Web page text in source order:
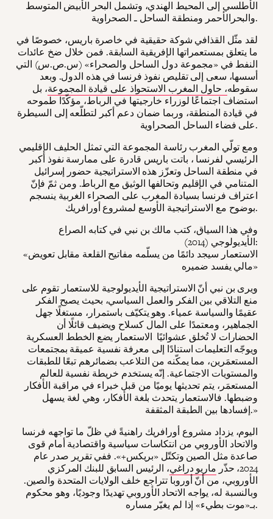
الأطلسي إلى المحيط الهندي، وتشمل البحر الأبيض المتوسط
والبحرالأحمر ومنطقة الساحل ـ الصحراوية.
لقد مثّل القذافي شوكة حقيقية في خاصرة باريس، خصوصًا في
ما يتعلق بمستعمراتها الإفريقية السابقة. فمن خلال ضخ عائدات
النفط في «مجموعة دول الساحل والصحراء» (س.ص.س) التي
أسسها، سعى إلى تقليص نفوذ فرنسا في هذه الدول. وبعد
سقوطه، حاول المغرب الاستحواذ على قيادة المجموعة، بل
استضاف اجتماعًا لوزراء خارجيتها في الرباط، مؤكّدًا طموحه
في قيادة المنطقة، وربما ضمان دعم أكبر لتطلّعه إلى السيطرة
على فضاء الساحل الصحراوية.
ومع تولّي المغرب رئاسة المجموعة التي تمثل الحليف الإقليمي
الرئيسي لفرنسا ، باتت باريس قادرة على ممارسة نفوذ أكبر
في منطقة الساحل وتعزّز هذه الاستراتيجية حضور إسرائيل
المتنامي في الإقليم وتحالفها الوثيق مع الرباط. ومن ثمّ فإنّ
اعتراف فرنسا بسيادة المغرب على الصحراء الغربية ينسجم
بوضوح مع الاستراتيجية الأوسع لمشروع أورافريك.
وفي هذا السياق، كتب مالك بن نبي في كتابه الصراع
الأيديولوجي (2014):
«الاستعمار سيجد دائمًا من يسلّمه مفاتيح القلعة مقابل تعويض
مالي يفسد ضميره»
ويرى بن نبي أنّ الاستراتيجية الأيديولوجية للاستعمار تقوم على
منع التلاقي بين الفكر والعمل السياسي، بحيث يصبح الفكر
عقيمًا والسياسة عمياء. وهو يتكيّف باستمرار، مستغلًا جهل
الجماهير، ومعتمدًا على المال كسلاح ويضيف قائلًا أن
الحضارات لا تُخلق عشوائيًا الاستعمار يضع الخطط العسكرية
ويوجّه التعليمات استنادًا إلى معرفة نفسية عميقة بمجتمعات
المستعمَرين، مما يمكّنه من التلاعب بضمائرهم تبعًا للطبقات
والمستويات الاجتماعية. إنّه يستخدم خريطة نفسية للعالم
المستعمَر، يتم تحديثها يوميًا من قبل خبراء في مراقبة الأفكار
وضبطها. فالاستعمار يتحدث بلغة الأفكار، وهي لغة يسهل
إفسادها بين الطبقة المثقفة.»
اليوم، يزداد مشروع أورافريك راهنيةً في ظلّ ما تواجهه فرنسا
والاتحاد الأوروبي من انتكاسات سياسية واقتصادية أمام قوى
صاعدة مثل الصين وتكتّل «بريكس+». ففي تقرير صدر عام
2024، حذّر
ماريو دراغي، الرئيس السابق للبنك المركزي
الأوروبي، من أنّ أوروبا تتراجع خلف الولايات المتحدة والصين.
وبالنسبة له، يواجه الاتحاد الأوروبي تهديدًا وجوديًا، وهو محكوم
بـ«موت بطيء» إذا لم يغيّر مساره.